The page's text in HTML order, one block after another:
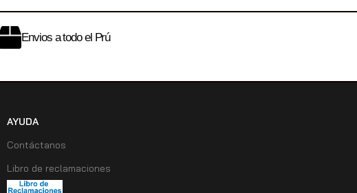
Envios a todo el Prú
AYUDA
Contáctanos
Libro de reclamaciones